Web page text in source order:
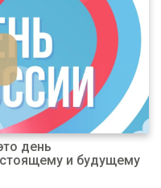
день
и будущему